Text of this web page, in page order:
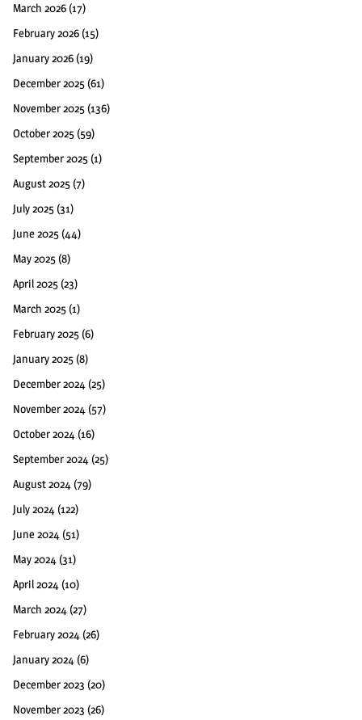
March 2026 (17)
February 2026 (15)
January 2026 (19)
December 2025 (61)
November 2025 (136)
October 2025 (59)
September 2025 (1)
August 2025 (7)
July 2025 (31)
June 2025 (44)
May 2025 (8)
April 2025 (23)
March 2025 (1)
February 2025 (6)
January 2025 (8)
December 2024 (25)
November 2024 (57)
October 2024 (16)
September 2024 (25)
August 2024 (79)
July 2024 (122)
June 2024 (51)
May 2024 (31)
April 2024 (10)
March 2024 (27)
February 2024 (26)
January 2024 (6)
December 2023 (20)
November 2023 (26)